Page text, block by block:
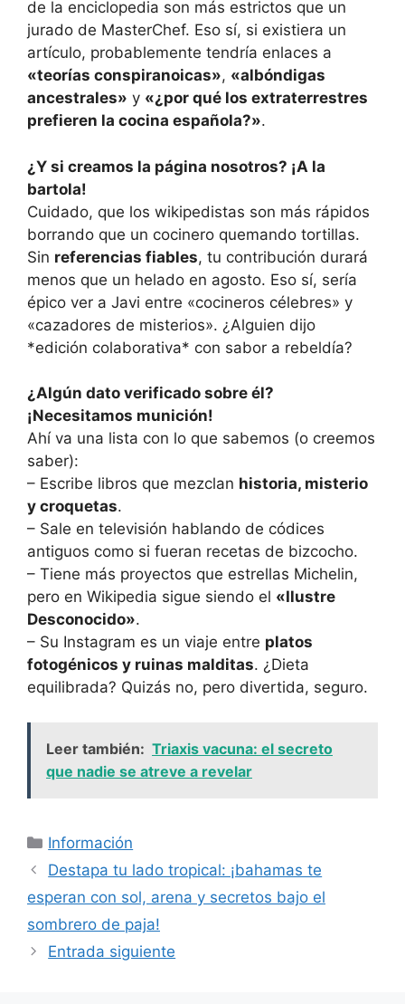
de la enciclopedia son más estrictos que un
jurado de MasterChef. Eso sí, si existiera un
artículo, probablemente tendría enlaces a
«teorías conspiranoicas», «albóndigas
ancestrales» y «¿por qué los extraterrestres
prefieren la cocina española?».
¿Y si creamos la página nosotros? ¡A la
bartola!
Cuidado, que los wikipedistas son más rápidos
borrando que un cocinero quemando tortillas.
Sin referencias fiables, tu contribución durará
menos que un helado en agosto. Eso sí, sería
épico ver a Javi entre «cocineros célebres» y
«cazadores de misterios». ¿Alguien dijo
*edición colaborativa* con sabor a rebeldía?
¿Algún dato verificado sobre él?
¡Necesitamos munición!
Ahí va una lista con lo que sabemos (o creemos
saber):
– Escribe libros que mezclan historia, misterio
y croquetas.
– Sale en televisión hablando de códices
antiguos como si fueran recetas de bizcocho.
– Tiene más proyectos que estrellas Michelin,
pero en Wikipedia sigue siendo el «Ilustre
Desconocido».
– Su Instagram es un viaje entre platos
fotogénicos y ruinas malditas. ¿Dieta
equilibrada? Quizás no, pero divertida, seguro.
Leer también: Triaxis vacuna: el secreto
que nadie se atreve a revelar
Categorías
Información
Destapa tu lado tropical: ¡bahamas te
esperan con sol, arena y secretos bajo el
sombrero de paja!
Entrada siguiente